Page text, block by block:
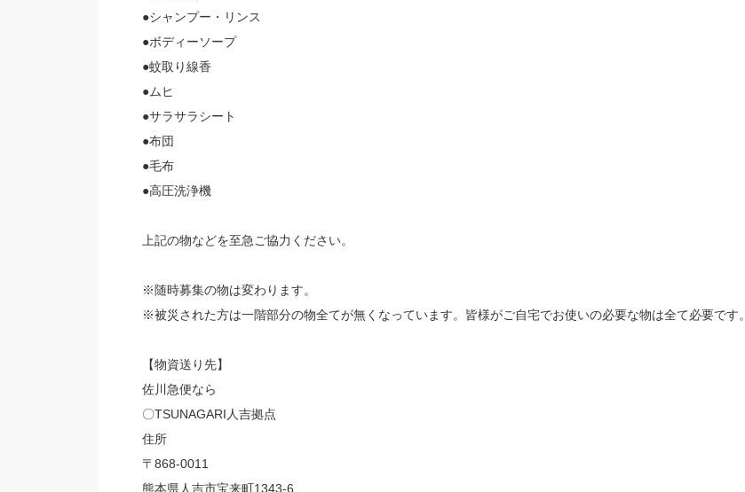
●シャンプー・リンス
●ボディーソープ
●蚊取り線香
●ムヒ
●サラサラシート
●布団
●毛布
●高圧洗浄機
上記の物などを至急ご協力ください。
※随時募集の物は変わります。
※被災された方は一階部分の物全てが無くなっています。皆様がご自宅でお使いの必要な物は全て必要です。
【物資送り先】
佐川急便なら
〇TSUNAGARI人吉拠点
住所
〒868-0011
熊本県人吉市宝来町1343-6